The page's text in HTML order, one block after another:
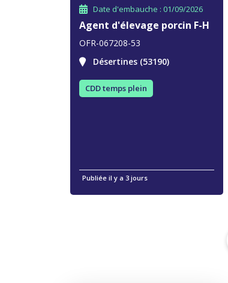
Date d'embauche : 01/09/2026
Agent d'élevage porcin F-H
OFR-067208-53
Désertines (53190)
CDD temps plein
Publiée il y a 3 jours